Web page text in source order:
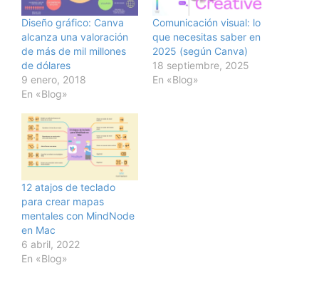
Diseño gráfico: Canva
alcanza una valoración
de más de mil millones
de dólares
9 enero, 2018
En «Blog»
Comunicación visual: lo
que necesitas saber en
2025 (según Canva)
18 septiembre, 2025
En «Blog»
12 atajos de teclado
para crear mapas
mentales con MindNode
en Mac
6 abril, 2022
En «Blog»